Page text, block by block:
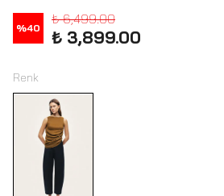
%40
₺ 6,499.00
₺ 3,899.00
Renk